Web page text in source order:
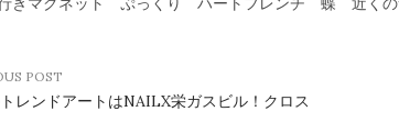
POST
レンドアートはNAILX栄ガスビル！クロス